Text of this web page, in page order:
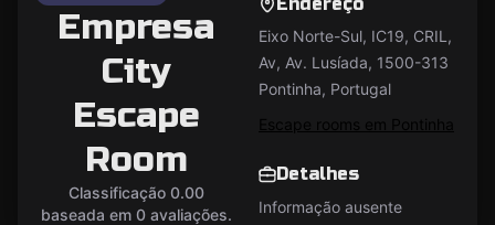
Empresa
City
Escape
Room
Classificação 0.00
baseada em 0 avaliações.
Endereço
Eixo Norte-Sul, IC19, CRIL,
Av, Av. Lusíada, 1500-313
Pontinha, Portugal
Escape rooms em Pontinha
Detalhes
Informação ausente